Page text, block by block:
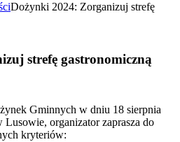
Dożynki 2024: Zorganizuj strefę
strefę gastronomiczną
Gminnych w dniu 18 sierpnia
organizator zaprasza do
kryteriów: